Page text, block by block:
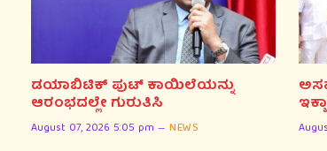
ಡಯಾಬಿಟಿಕ್ ಪುಟ್ ಕಾಯಿಲೆಯನ್ನು
ಆರಂಭದಲ್ಲೇ ಗುರುತಿಸಿ
August 07, 2026 5:05 pm NEWS